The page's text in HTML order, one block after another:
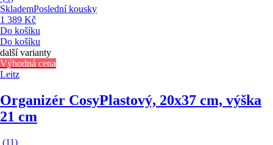
SklademPoslední kousky
1 389 Kč
Do košíku
Do košíku
další varianty
Výhodná cena
Leitz
Organizér CosyPlastový, 20x37 cm, výška
21 cm
(11)